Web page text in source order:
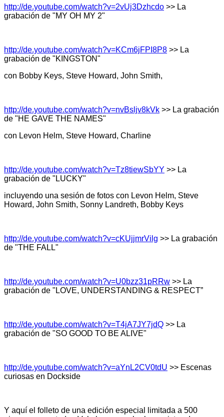
http://de.youtube.com/watch?v=2vUj3Dzhcdo >> La
grabación de "MY OH MY 2"
http://de.youtube.com/watch?v=KCm6jFPI8P8 >> La
grabación de "KINGSTON"
con Bobby Keys, Steve Howard, John Smith,
http://de.youtube.com/watch?v=nvBsljv8kVk >> La grabación
de "HE GAVE THE NAMES"
con Levon Helm, Steve Howard, Charline
http://de.youtube.com/watch?v=Tz8tiewSbYY >> La
grabación de "LUCKY"
incluyendo una sesión de fotos con Levon Helm, Steve
Howard, John Smith, Sonny Landreth, Bobby Keys
http://de.youtube.com/watch?v=cKUjjmrVilg >> La grabación
de "THE FALL"
http://de.youtube.com/watch?v=U0bzz31pRRw >> La
grabación de "LOVE, UNDERSTANDING & RESPECT”
http://de.youtube.com/watch?v=T4jA7JY7jdQ >> La
grabación de "SO GOOD TO BE ALIVE"
http://de.youtube.com/watch?v=aYnL2CV0tdU >> Escenas
curiosas en Dockside
Y aquí el folleto de una edición especial limitada a 500